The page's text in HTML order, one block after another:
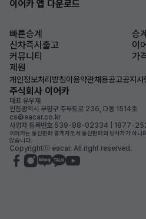
이어카 앱 다운로드
빠른승계
승
신차즉시출고
이
커뮤니티
가
제원
개인정보처리방침이용약관채용공고공지사
주식회사 이어카
대표 유우재
인천광역시 부평구 주부토로 236, D동 1514호
cs@eacar.co.kr
사업자 등록번호 539-88-02334 | 1877-
이어카는 통신판매 중개자로서 통신판매의 당사자가 아
않습니다.
Copyrightⓒ eacar. All right reserved.